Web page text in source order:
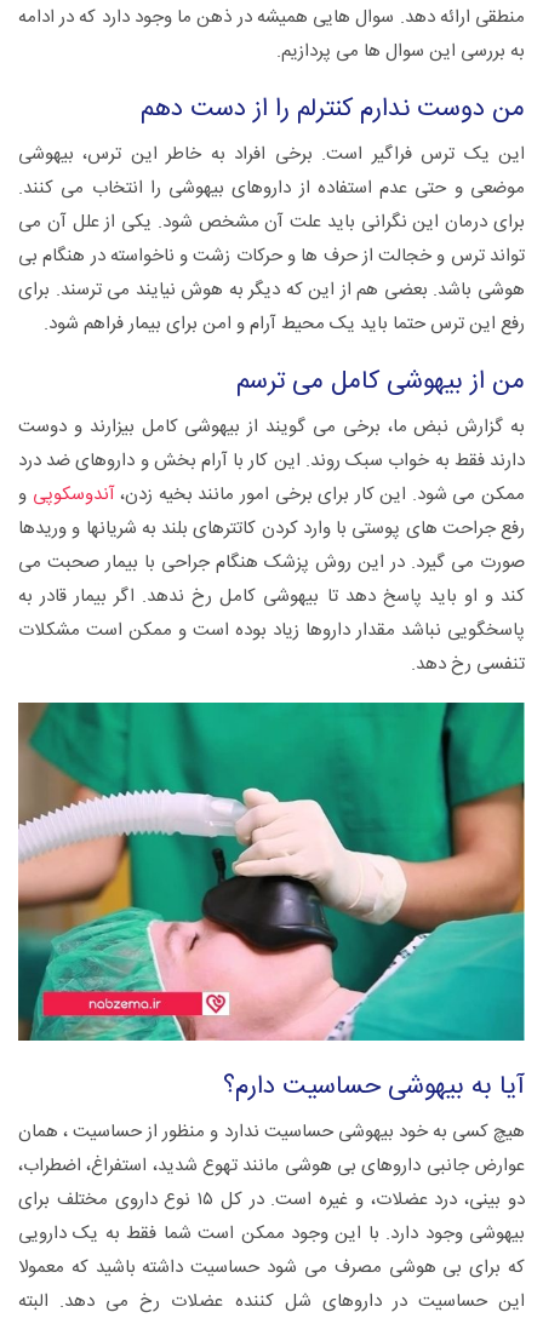
منطقی ارائه دهد. سوال هایی همیشه در ذهن ما وجود دارد که در ادامه
به بررسی این سوال ها می پردازیم.
من دوست ندارم کنترلم را از دست دهم
این یک ترس فراگیر است. برخی افراد به خاطر این ترس، بیهوشی
موضعی و حتی عدم استفاده از داروهای بیهوشی را انتخاب می کنند.
برای درمان این نگرانی باید علت آن مشخص شود. یکی از علل آن می
تواند ترس و خجالت از حرف ها و حرکات زشت و ناخواسته در هنگام بی
هوشی باشد. بعضی هم از این که دیگر به هوش نیایند می ترسند. برای
رفع این ترس حتما باید یک محیط آرام و امن برای بیمار فراهم شود.
من از بیهوشی کامل می ترسم
به گزارش نبض ما، برخی می گویند از بیهوشی کامل بیزارند و دوست
دارند فقط به خواب سبک روند. این کار با آرام بخش و داروهای ضد درد
ممکن می شود. این کار برای برخی امور مانند بخیه زدن،آندوسکوپی و
رفع جراحت های پوستی با وارد کردن کاتترهای بلند به شریانها و وریدها
صورت می گیرد. در این روش پزشک هنگام جراحی با بیمار صحبت می
کند و او باید پاسخ دهد تا بیهوشی کامل رخ ندهد. اگر بیمار قادر به
پاسخگویی نباشد مقدار داروها زیاد بوده است و ممکن است مشکلات
تنفسی رخ دهد.
آیا به بیهوشی حساسیت دارم؟
هیچ کسی به خود بیهوشی حساسیت ندارد و منظور از حساسیت ، همان
عوارض جانبی داروهای بی هوشی مانند تهوع شدید، استفراغ، اضطراب،
دو بینی، درد عضلات، و غیره است. در کل ۱۵ نوع داروی مختلف برای
بیهوشی وجود دارد. با این وجود ممکن است شما فقط به یک دارویی
که برای بی هوشی مصرف می شود حساسیت داشته باشید که معمولا
این حساسیت در داروهای شل کننده عضلات رخ می دهد. البته